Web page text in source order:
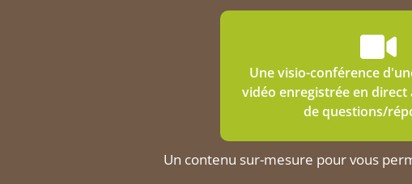
Une visio-conférence
vidéo enregistrée en direct
de questions/
Un contenu sur-mesure pour vous